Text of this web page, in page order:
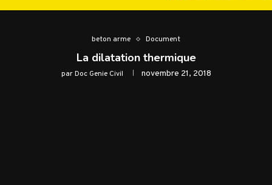
beton arme Document
La dilatation thermique
parDoc Genie Civil novembre 21, 2018